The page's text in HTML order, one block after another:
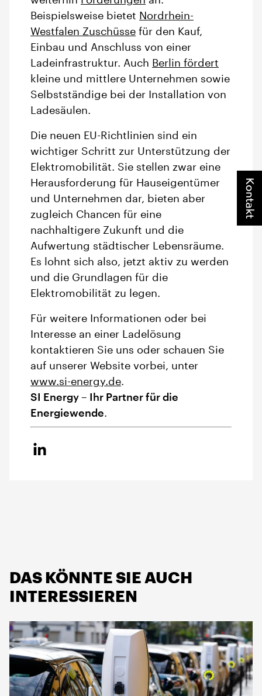
Beispielsweise bietet Nordrhein-
Westfalen Zuschüsse für den Kauf,
Einbau und Anschluss von einer
Ladeinfrastruktur. Auch Berlin fördert
kleine und mittlere Unternehmen sowie
Selbstständige bei der Installation von
Ladesäulen.
Die neuen EU-Richtlinien sind ein
wichtiger Schritt zur Unterstützung der
Elektromobilität. Sie stellen zwar eine
Herausforderung für Hauseigentümer
und Unternehmen dar, bieten aber
zugleich Chancen für eine
nachhaltigere Zukunft und die
Aufwertung städtischer Lebensräume.
Es lohnt sich also, jetzt aktiv zu werden
und die Grundlagen für die
Elektromobilität zu legen.
Für weitere Informationen oder bei
Interesse an einer Ladelösung
kontaktieren Sie uns oder schauen Sie
auf unserer Website vorbei, unter
www.si-energy.de.
SI Energy – Ihr Partner für die
Energiewende.
DAS KÖNNTE SIE AUCH
INTERESSIEREN
Kontakt